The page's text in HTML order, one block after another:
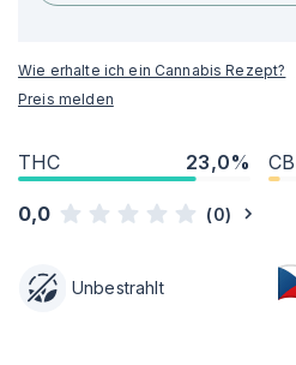
Wie erhalte ich ein Cannabis Rezept?
Preis melden
THC 23,0%
0,0 (0)
Unbestrahlt